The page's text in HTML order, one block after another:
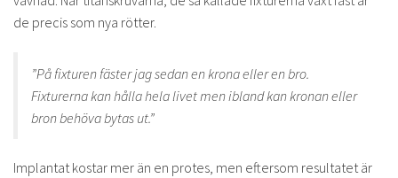
de precis som nya rötter.
”På fixturen fäster jag sedan en krona eller en bro.
Fixturerna kan hålla hela livet men ibland kan kronan eller
bron behöva bytas ut.”
Implantat kostar mer än en protes, men eftersom resultatet är